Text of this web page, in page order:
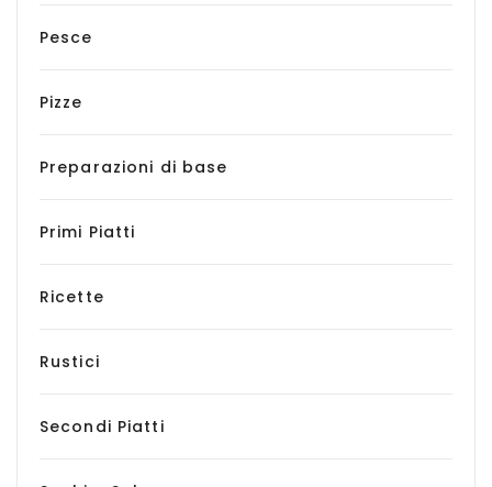
Pesce
Pizze
Preparazioni di base
Primi Piatti
Ricette
Rustici
Secondi Piatti